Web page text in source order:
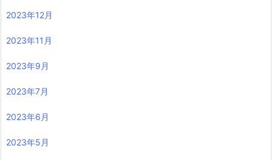
2023年12月
2023年11月
2023年9月
2023年7月
2023年6月
2023年5月